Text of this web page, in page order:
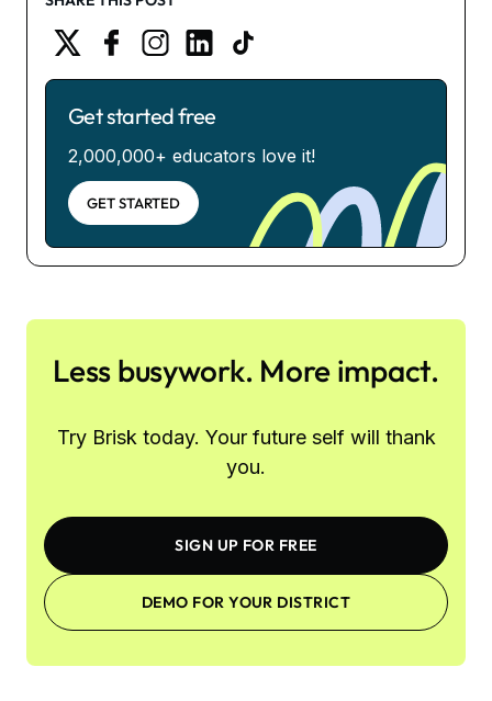
Get started free
2,000,000+ educators love it!
GET STARTED
Less busywork. More impact.
Try Brisk today. Your future self will thank
you.
SIGN UP FOR FREE
DEMO FOR YOUR DISTRICT